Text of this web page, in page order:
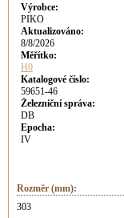
Výrobce:
PIKO
Aktualizováno:
8/8/2026
Měřítko:
H0
Katalogové číslo:
59651-46
Železniční správa:
DB
Epocha:
IV
Rozměr (mm):
303